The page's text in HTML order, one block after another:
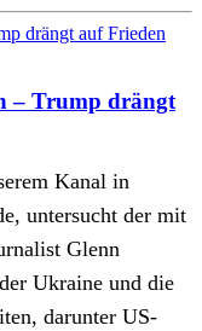
– Trump drängt
Kanal in
untersucht der mit
Glenn
Ukraine und die
darunter US-